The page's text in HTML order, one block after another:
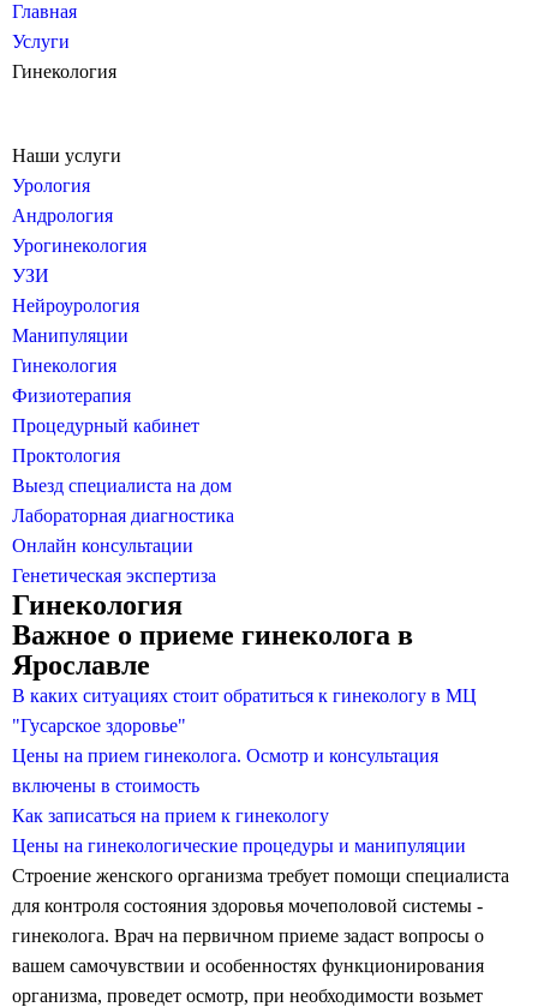
Главная
Услуги
Гинекология
Наши услуги
Урология
Андрология
Урогинекология
УЗИ
Нейроурология
Манипуляции
Гинекология
Физиотерапия
Процедурный кабинет
Проктология
Выезд специалиста на дом
Лабораторная диагностика
Онлайн консультации
Генетическая экспертиза
Гинекология
Важное о приеме гинеколога в
Ярославле
В каких ситуациях стоит обратиться к гинекологу в МЦ
"Гусарское здоровье"
Цены на прием гинеколога. Осмотр и консультация
включены в стоимость
Как записаться на прием к гинекологу
Цены на гинекологические процедуры и манипуляции
Строение женского организма требует помощи специалиста
для контроля состояния здоровья мочеполовой системы -
гинеколога. Врач на первичном приеме задаст вопросы о
вашем самочувствии и особенностях функционирования
организма, проведет осмотр, при необходимости возьмет